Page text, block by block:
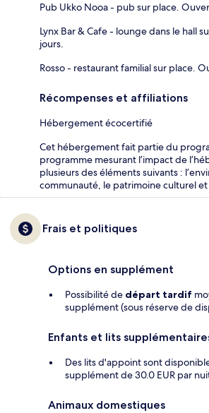
Pub Ukko Nooa - pub sur place.
Lynx Bar & Cafe - lounge dans le hall
jours.
Rosso - restaurant familial sur place.
Récompenses et affiliations
Hébergement écocertifié
Cet hébergement fait partie du
programme mesurant l’impact de
plusieurs des éléments suivants :
communauté, le patrimoine culturel et
Frais et politiques
Options en supplément
Possibilité de départ tardif
supplément (sous réserve de
Enfants et lits
Des lits d'appoint sont
supplément de 30.0 EUR par
Animaux domestiques